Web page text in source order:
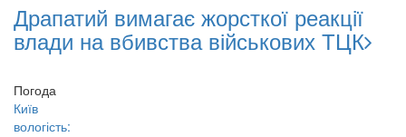
Драпатий вимагає жорсткої реакції
влади на вбивства військових ТЦК
Погода
Київ
вологість: